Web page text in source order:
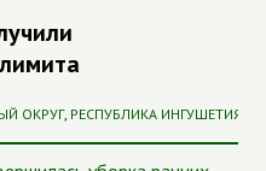
ОКРУГ, РЕСПУБЛИКА ИНГУШЕТИЯ